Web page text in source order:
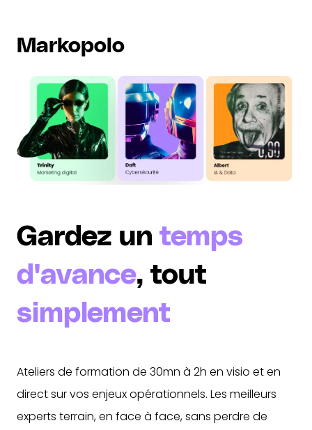
Markopolo
Gardez un temps
d'avance, tout
simplement
Ateliers de formation de 30mn à 2h en visio et en
direct sur vos enjeux opérationnels. Les meilleurs
experts terrain, en face à face, sans perdre de